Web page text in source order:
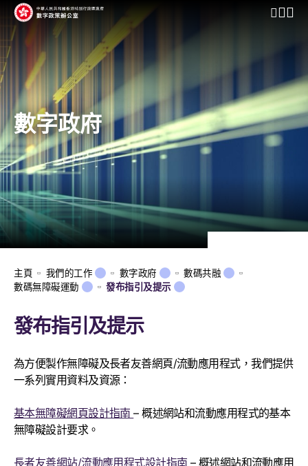
開啟行
數字政府
主頁 我們的工作 數字政府
數碼共融
數碼無障礙運動
發布指引及提示
發布指引及提示
為方便製作無障礙及長者友善網頁/流動應用程式，我們提供
一系列實用資料及資源：
基本無障礙網頁設計指南– 概述網站和流動應用程式的基本
無障礙設計要求。
長者友善網站/流動應用程式設計指南 – 概述網站和流動應用